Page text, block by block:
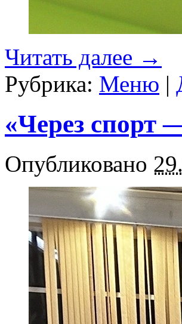
Читать далее →
Рубрика: Меню |
«Через спорт
Опубликовано